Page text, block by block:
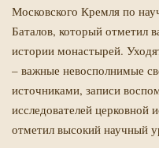
Московского Кремля по
Баталов, который отметил
истории монастырей.
– важные невосполнимые
источниками, записи
исследователей
отметил высокий научный